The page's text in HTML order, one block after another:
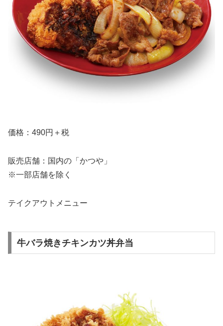
価格：490円＋税
販売店舗：国内の「かつや」
※一部店舗を除く
テイクアウトメニュー
牛バラ焼きチキンカツ丼弁当